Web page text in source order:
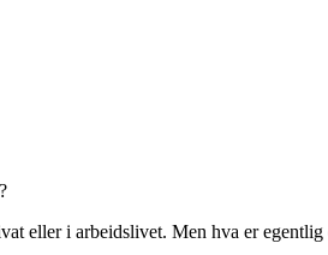
eller i arbeidslivet. Men hva er egentlig